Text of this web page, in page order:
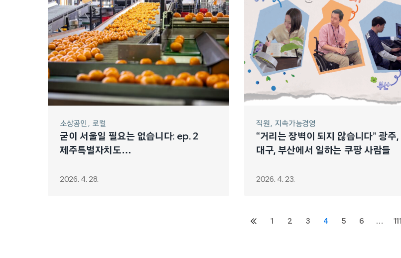
소상공인 로컬
굳이 서울일 필요는 없습니다: ep. 2
제주특별자치도
2026. 4. 28.
직원 지속가능경영
“거리는 장벽이 되지 않습니다” 광주,
대구, 부산에서 일하는 쿠팡 사람들
2026. 4. 23.
이전
1 2 3 4 5 6 … 111